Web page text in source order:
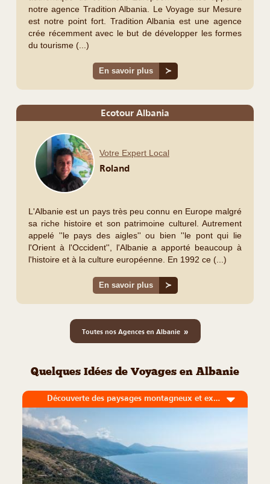
notre agence Tradition Albania. Le Voyage sur Mesure
est notre point fort. Tradition Albania est une agence
crée récemment avec le but de développer les formes
du tourisme (...)
En savoir plus ≻
Ecotour Albania
Votre Expert Local
Roland
L'Albanie est un pays très peu connu en Europe malgré
sa riche histoire et son patrimoine culturel. Autrement
appelé ''le pays des aigles'' ou bien ''le pont qui lie
l'Orient à l'Occident'', l'Albanie a apporté beaucoup à
l'histoire et à la culture européenne. En 1992 ce (...)
En savoir plus ≻
Toutes nos Agences en Albanie »
Quelques Idées de Voyages en Albanie
Découverte des paysages montagneux et excursion balnéaire dans le sud